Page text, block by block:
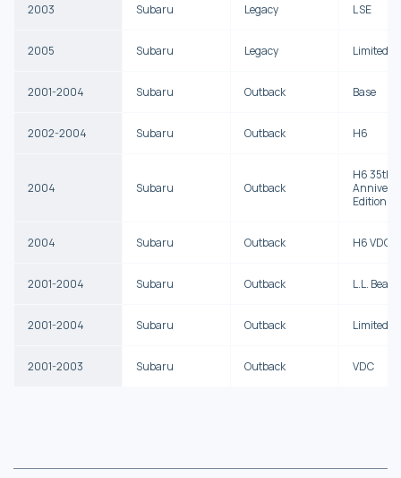
2003 Subaru Legacy L SE
2005 Subaru Legacy Limited
2001-2004 Subaru Outback Base
2002-2004 Subaru Outback H6
2004 Subaru Outback
H6 35th
Edition
2004 Subaru Outback H6 VDC
2001-2004 Subaru Outback L.L. Bean
2001-2004 Subaru Outback Limited
2001-2003 Subaru Outback VDC